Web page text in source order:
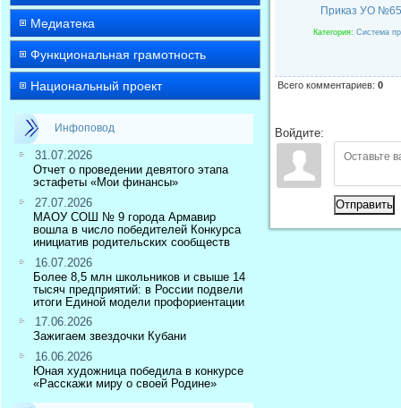
Медиатека
Функциональная грамотность
Национальный проект
Инфоповод
31.07.2026
Отчет о проведении девятого этапа
эстафеты «Мои финансы»
27.07.2026
МАОУ СОШ № 9 города Армавир
вошла в число победителей Конкурса
инициатив родительских сообществ
16.07.2026
Более 8,5 млн школьников и свыше 14
тысяч предприятий: в России подвели
итоги Единой модели профориентации
17.06.2026
Зажигаем звездочки Кубани
16.06.2026
Юная художница победила в конкурсе
«Расскажи миру о своей Родине»
Приказ УО
Категория: Система
Всего комментариев: 0
Войдите:
Отправить